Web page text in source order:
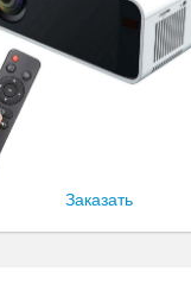
Заказать